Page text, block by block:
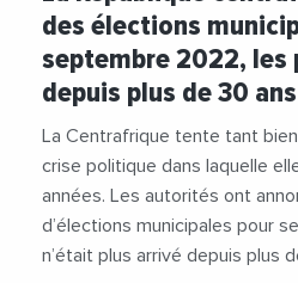
#Suisse
des élections
septembre 2022, les
depuis plus de 30 ans
La Centrafrique tente tant
crise politique dans laquelle
années. Les autorités ont
d’élections municipales pour
n’était plus arrivé depuis plus